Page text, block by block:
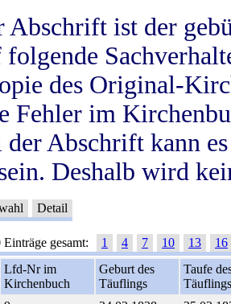
Abschrift ist der
des Original-
Fehler im
Abschrift kann
Deshalb wird
Detail
Einträge gesamt: 1 4 7 10 13
16
Lfd-Nr im
Kirchenbuch
Geburt des
Täuflings
Taufe
Täuflings